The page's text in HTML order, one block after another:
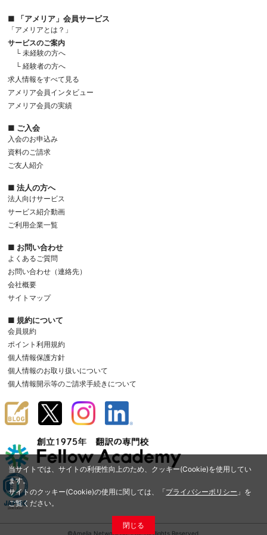
当サイトでは、サイトの利便性向上のため、クッキー(Cookie)を使用してい
ます。
サイトのクッキー(Cookie)の使用に関しては、「プライバシーポリシー 」を
ご覧ください。
閉じる
■ 「アメリア」会員サービス
「アメリアとは？」
サービスのご案内
└ 未経験の方へ
└ 経験者の方へ
求人情報をすべて見る
アメリア会員インタビュー
アメリア会員の実績
■ ご入会
入会のお申込み
資料のご請求
ご友人紹介
■ 法人の方へ
法人向けサービス
サービス紹介動画
ご利用企業一覧
■ お問い合わせ
よくあるご質問
お問い合わせ（連絡先）
会社概要
サイトマップ
■ 規約について
会員規約
ポイント利用規約
個人情報保護方針
個人情報のお取り扱いについて
個人情報開示等のご請求手続きについて
©Amelia Network Co.,Ltd. All Rights Reserved.